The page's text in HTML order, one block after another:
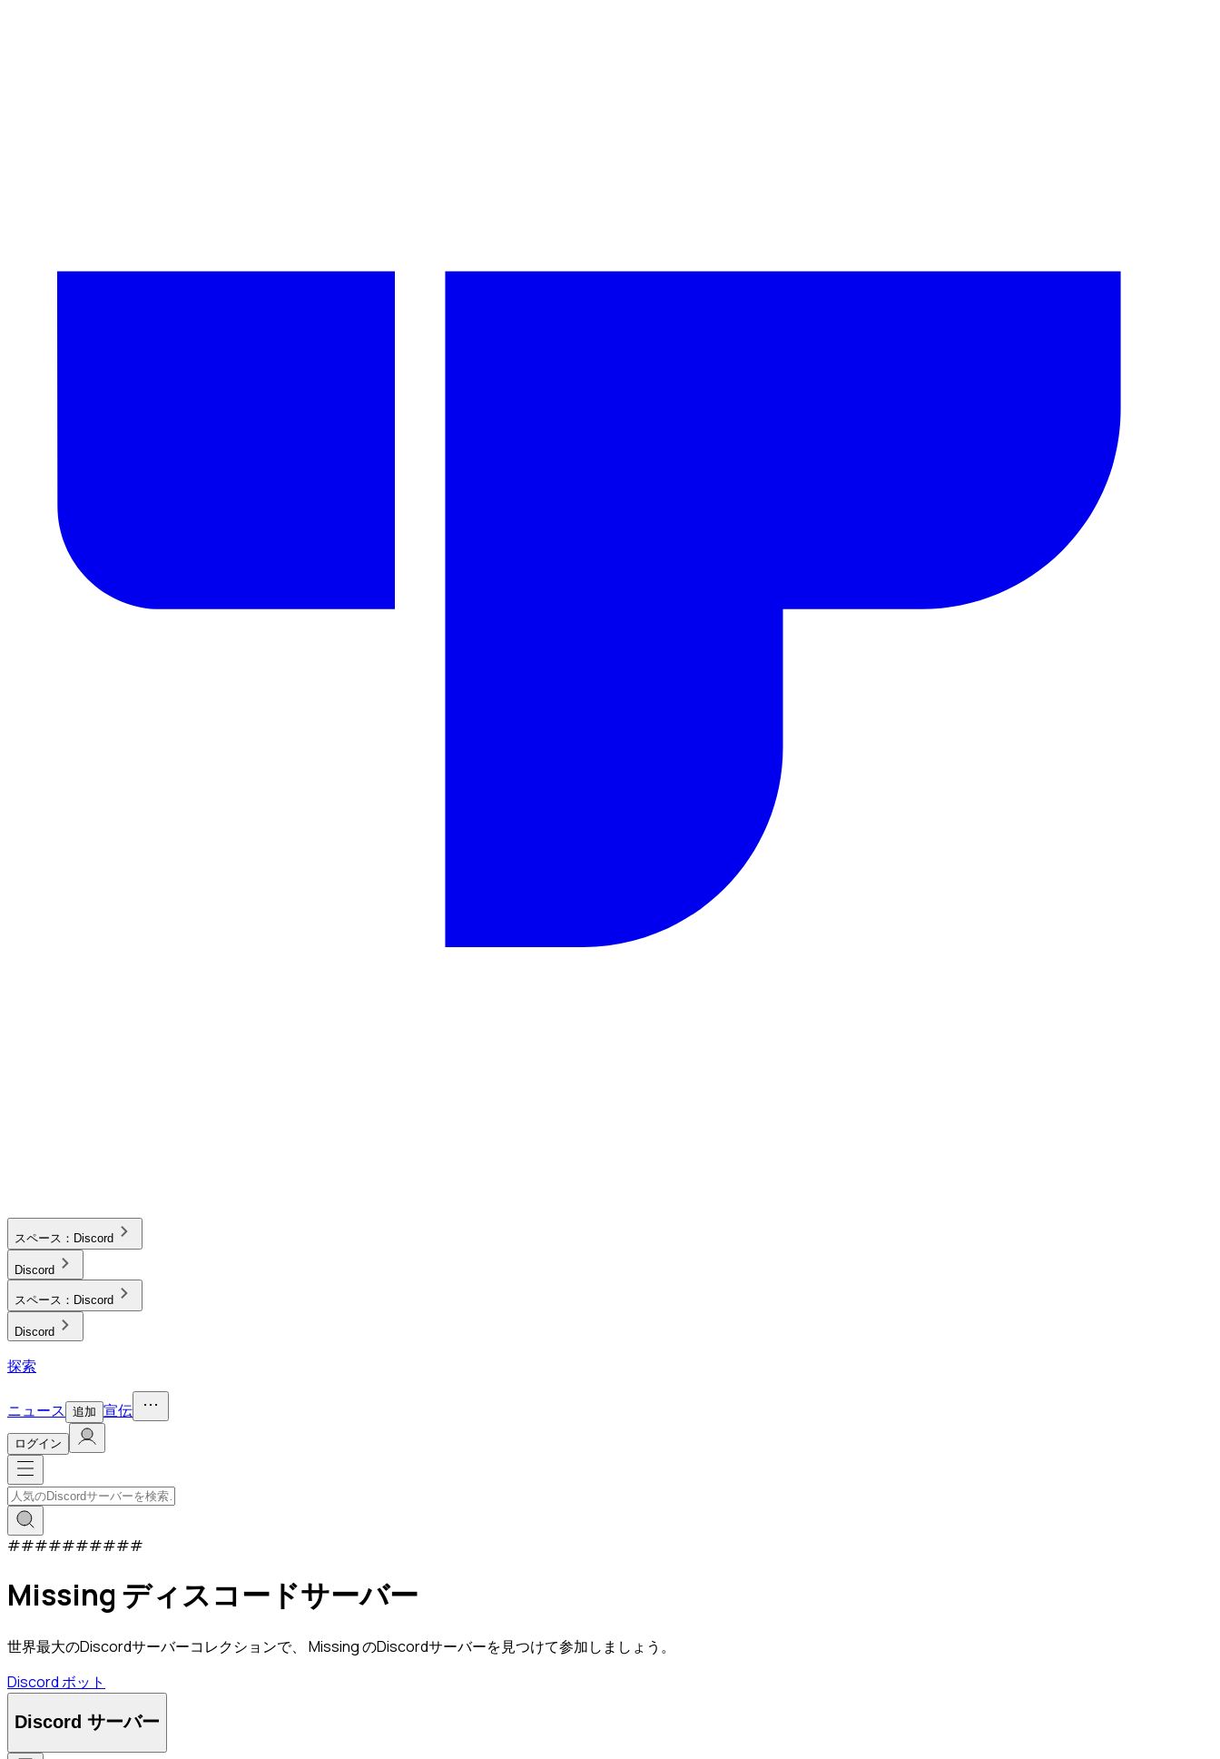
スペース： Discord
Discord
スペース： Discord
Discord
探索
ニュース 追加 宣伝
ログイン
##########
Missing ディスコードサーバー
世界最大のDiscordサーバーコレクションで、 Missing のDiscordサーバーを見つけて参加しましょう。
Discord ボット
Discord サーバー